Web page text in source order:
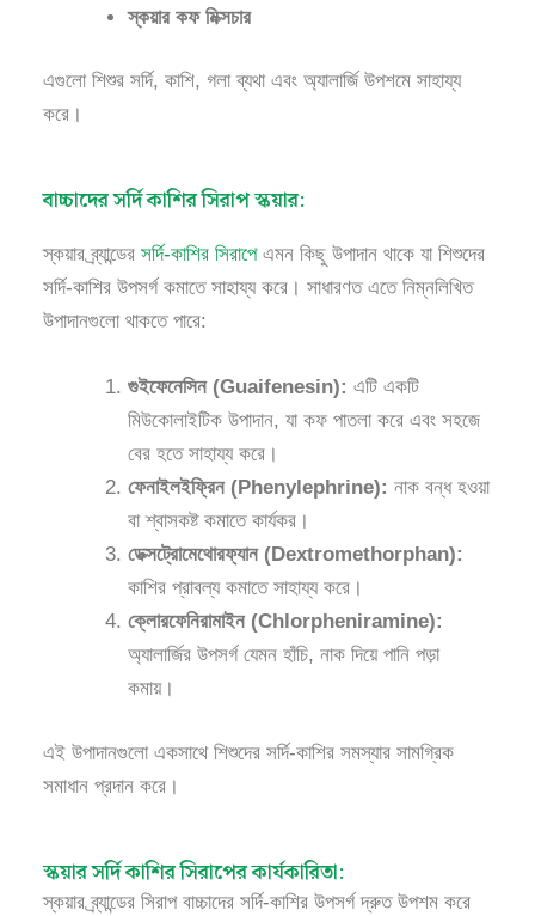
স্কয়ার কফ মিক্সচার
এগুলো শিশুর সর্দি, কাশি, গলা ব্যথা এবং অ্যালার্জি উপশমে সাহায্য
করে।
বাচ্চাদের সর্দি কাশির সিরাপ স্কয়ার:
স্কয়ার ব্র্যান্ডেরসর্দি-কাশির সিরাপেএমন কিছু উপাদান থাকে যা শিশুদের
সর্দি-কাশির উপসর্গ কমাতে সাহায্য করে। সাধারণত এতে নিম্নলিখিত
উপাদানগুলো থাকতে পারে:
গুইফেনেসিন (Guaifenesin): এটি একটি
মিউকোলাইটিক উপাদান, যা কফ পাতলা করে এবং সহজে
বের হতে সাহায্য করে।
ফেনাইলইফ্রিন (Phenylephrine): নাক বন্ধ হওয়া
বা শ্বাসকষ্ট কমাতে কার্যকর।
ডেক্সট্রোমেথোরফ্যান (Dextromethorphan):
কাশির প্রাবল্য কমাতে সাহায্য করে।
ক্লোরফেনিরামাইন (Chlorpheniramine):
অ্যালার্জির উপসর্গ যেমন হাঁচি, নাক দিয়ে পানি পড়া
কমায়।
এই উপাদানগুলো একসাথে শিশুদের সর্দি-কাশির সমস্যার সামগ্রিক
সমাধান প্রদান করে।
স্কয়ার সর্দি কাশির সিরাপের কার্যকারিতা:
স্কয়ার ব্র্যান্ডের সিরাপ বাচ্চাদের সর্দি-কাশির উপসর্গ দ্রুত উপশম করে